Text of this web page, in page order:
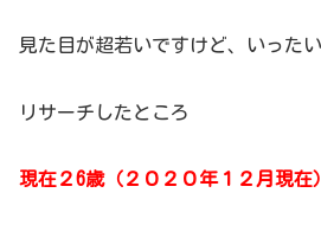
見た目が超若いですけど、いった
リサーチしたところ
現在２6歳（２０２０年１２月現在）